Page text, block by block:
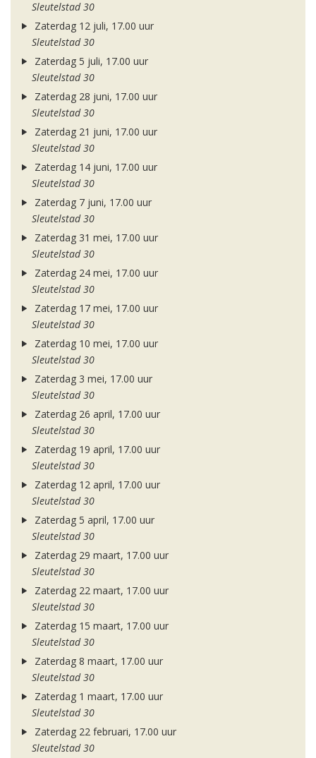
Sleutelstad 30
Zaterdag 12 juli, 17.00 uur
Sleutelstad 30
Zaterdag 5 juli, 17.00 uur
Sleutelstad 30
Zaterdag 28 juni, 17.00 uur
Sleutelstad 30
Zaterdag 21 juni, 17.00 uur
Sleutelstad 30
Zaterdag 14 juni, 17.00 uur
Sleutelstad 30
Zaterdag 7 juni, 17.00 uur
Sleutelstad 30
Zaterdag 31 mei, 17.00 uur
Sleutelstad 30
Zaterdag 24 mei, 17.00 uur
Sleutelstad 30
Zaterdag 17 mei, 17.00 uur
Sleutelstad 30
Zaterdag 10 mei, 17.00 uur
Sleutelstad 30
Zaterdag 3 mei, 17.00 uur
Sleutelstad 30
Zaterdag 26 april, 17.00 uur
Sleutelstad 30
Zaterdag 19 april, 17.00 uur
Sleutelstad 30
Zaterdag 12 april, 17.00 uur
Sleutelstad 30
Zaterdag 5 april, 17.00 uur
Sleutelstad 30
Zaterdag 29 maart, 17.00 uur
Sleutelstad 30
Zaterdag 22 maart, 17.00 uur
Sleutelstad 30
Zaterdag 15 maart, 17.00 uur
Sleutelstad 30
Zaterdag 8 maart, 17.00 uur
Sleutelstad 30
Zaterdag 1 maart, 17.00 uur
Sleutelstad 30
Zaterdag 22 februari, 17.00 uur
Sleutelstad 30